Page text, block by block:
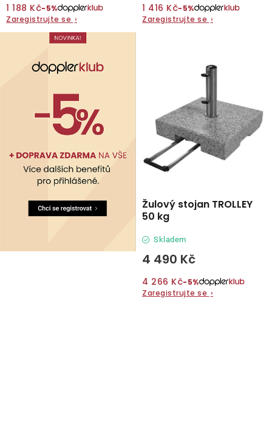
O nás
1 188 Kč−5%
Zaregistrujte se ›
1 416 Kč−5%
Zaregistrujte se ›
Žulový stojan TROLLEY
50 kg
Skladem
4 490 Kč
4 266 Kč−5%
Zaregistrujte se ›